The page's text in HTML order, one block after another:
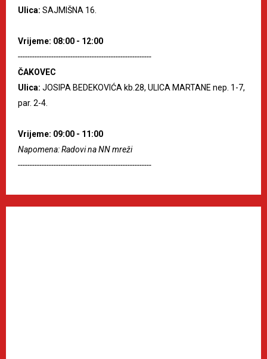
Ulica: SAJMIŠNA 16.
Vrijeme: 08:00 - 12:00
--------------------------------------------------------
ČAKOVEC
Ulica: JOSIPA BEDEKOVIĆA kb.28, ULICA MARTANE nep. 1-7,
par. 2-4.
Vrijeme: 09:00 - 11:00
Napomena: Radovi na NN mreži
--------------------------------------------------------